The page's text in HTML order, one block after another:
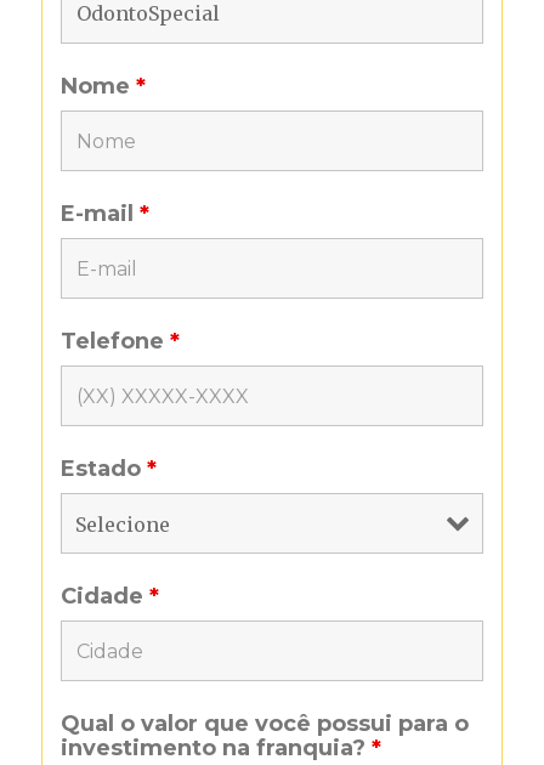
Nome*
E-mail*
Telefone*
Estado*
Cidade*
Qual o valor que você possui para o
investimento na franquia?*